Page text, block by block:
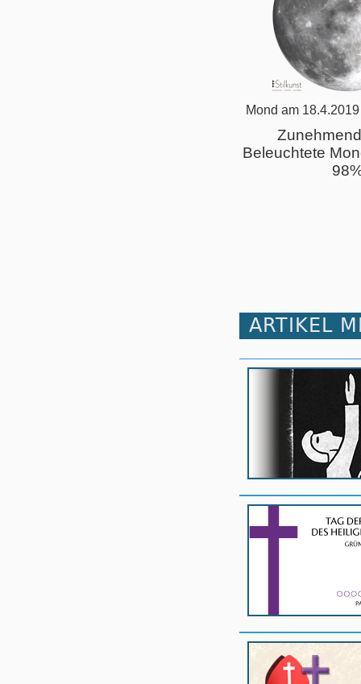
Mond am
Beleuchtete
ARTIKEL